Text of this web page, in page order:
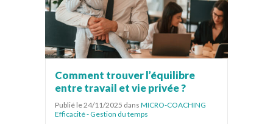
Comment trouver l’équilibre
entre travail et vie privée ?
Publié le 24/11/2025 dans MICRO-COACHING
Efficacité - Gestion du temps